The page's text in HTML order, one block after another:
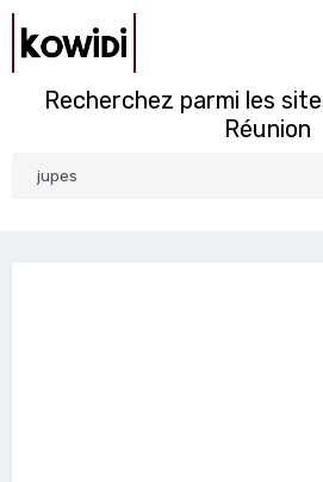
Recherchez parmi les
Réunion